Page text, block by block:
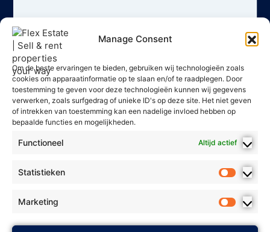
Manage Consent
Om de beste ervaringen te bieden, gebruiken wij technologieën zoals
cookies om apparaatinformatie op te slaan en/of te raadplegen. Door
toestemming te geven voor deze technologieën kunnen wij gegevens
verwerken, zoals surfgedrag of unieke ID's op deze site. Het niet geven
of intrekken van toestemming kan een nadelige invloed hebben op
bepaalde functies en mogelijkheden.
Functioneel Altijd actief
Statistieken
Marketing